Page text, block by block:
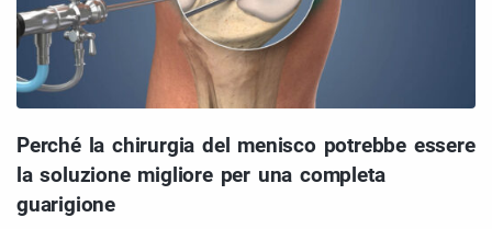
Perché la chirurgia del menisco potrebbe essere
la soluzione migliore per una completa
guarigione